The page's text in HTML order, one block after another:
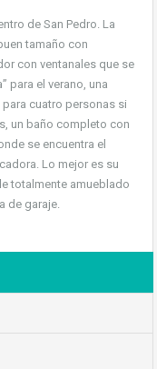
de San Pedro. La
tamaño con
con ventanales que se
para el verano, una
cuatro personas si
un baño completo con
se encuentra el
Lo mejor es su
totalmente amueblado
de garaje.